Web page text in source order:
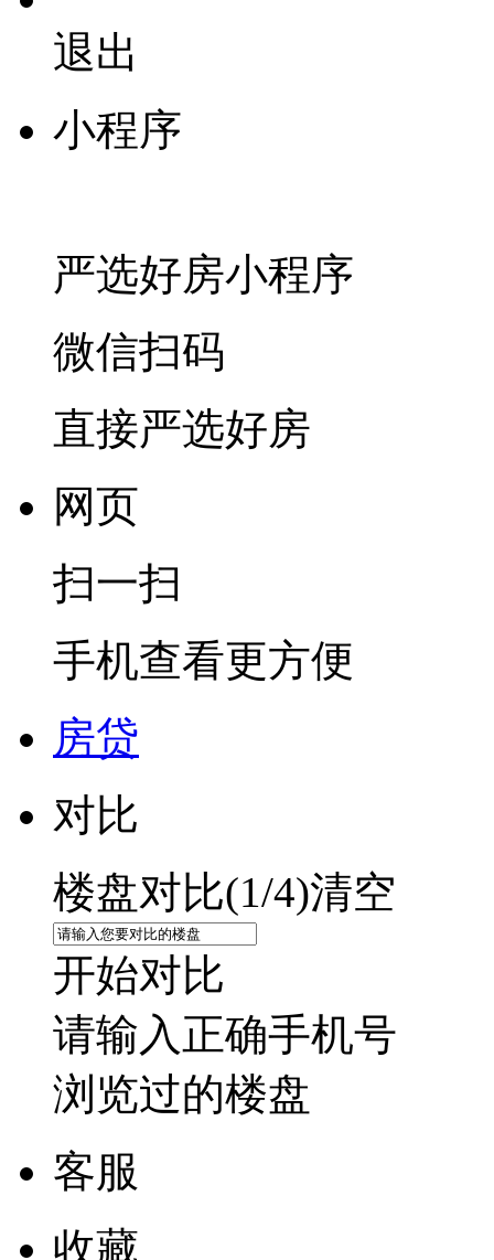
退出
小程序
严选好房小程序
微信扫码
直接严选好房
网页
扫一扫
手机查看更方便
房贷
对比
楼盘对比(1/4)清空
开始对比
请输入正确手机号
浏览过的楼盘
客服
收藏